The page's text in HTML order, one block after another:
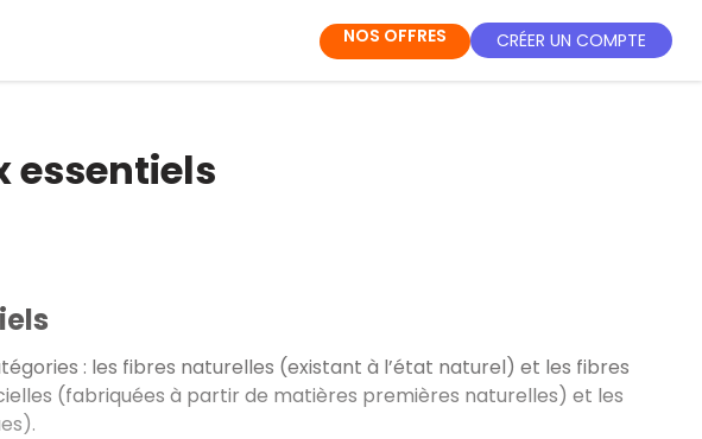
NOS OFFRES CRÉER UN COMPTE
essentiels
: les fibres naturelles (existant à l’état naturel) et les fibres
(fabriquées à partir de matières premières naturelles) et les